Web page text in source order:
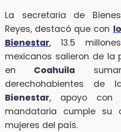
La secretaria de
Reyes, destacó que con
Bienestar, 13.5
mexicanos salieron de la
en Coahuila
derechohabientes de
Bienestar, apoyo con
mandataria cumple su
mujeres del país.